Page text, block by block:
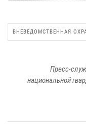
ВНЕВЕДОМСТВЕННАЯ
Пресс-
национальной